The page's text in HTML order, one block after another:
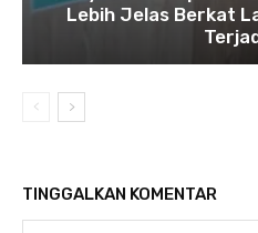
Lebih Jelas Berkat
TINGGALKAN KOMENTAR